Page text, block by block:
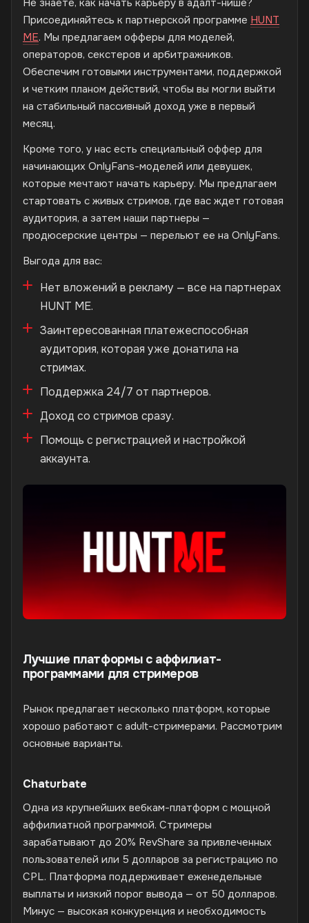
Присоединяйтесь к партнерской программе HUNT
ME. Мы предлагаем офферы для моделей,
операторов, секстеров и арбитражников.
Обеспечим готовыми инструментами, поддержкой
и четким планом действий, чтобы вы могли выйти
на стабильный пассивный доход уже в первый
месяц.
Кроме того, у нас есть специальный оффер для
начинающих OnlyFans-моделей или девушек,
которые мечтают начать карьеру. Мы предлагаем
стартовать с живых стримов, где вас ждет готовая
аудитория, а затем наши партнеры —
продюсерские центры — перельют ее на OnlyFans.
Выгода для вас:
Нет вложений в рекламу — все на партнерах
HUNT ME.
Заинтересованная платежеспособная
аудитория, которая уже донатила на
стримах.
Поддержка 24/7 от партнеров.
Доход со стримов сразу.
Помощь с регистрацией и настройкой
аккаунта.
Лучшие платформы с аффилиат-
программами для стримеров
Рынок предлагает несколько платформ, которые
хорошо работают с adult-стримерами. Рассмотрим
основные варианты.
Chaturbate
Одна из крупнейших вебкам-платформ с мощной
аффилиатной программой. Стримеры
зарабатывают до 20% RevShare за привлеченных
пользователей или 5 долларов за регистрацию по
CPL. Платформа поддерживает еженедельные
выплаты и низкий порог вывода — от 50 долларов.
Минус — высокая конкуренция и необходимость